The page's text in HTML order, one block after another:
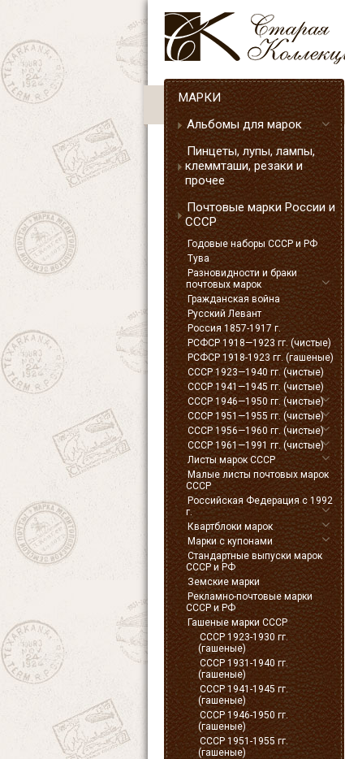
МАРКИ
Альбомы для марок
Пинцеты, лупы, лампы,
клеммташи, резаки и
прочее
Почтовые марки России и
СССР
Годовые наборы СССР и РФ
Тува
Разновидности и браки
почтовых марок
Гражданская война
Русский Левант
Россия 1857-1917 г.
РСФСР 1918—1923 гг. (чистые)
РСФСР 1918-1923 гг. (гашеные)
СССР 1923—1940 гг. (чистые)
СССР 1941—1945 гг. (чистые)
СССР 1946—1950 гг. (чистые)
СССР 1951—1955 гг. (чистые)
СССР 1956—1960 гг. (чистые)
СССР 1961—1991 гг. (чистые)
Листы марок СССР
Малые листы почтовых марок
СССР
Российская Федерация с 1992
г.
Квартблоки марок
Марки с купонами
Стандартные выпуски марок
СССР и РФ
Земские марки
Рекламно-почтовые марки
СССР и РФ
Гашеные марки СССР
СССР 1923-1930 гг.
(гашеные)
СССР 1931-1940 гг.
(гашеные)
СССР 1941-1945 гг.
(гашеные)
СССР 1946-1950 гг.
(гашеные)
СССР 1951-1955 гг.
(гашеные)